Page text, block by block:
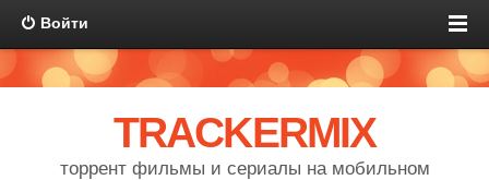
Войти
TRACKERMIX
торрент фильмы и сериалы на мобильном